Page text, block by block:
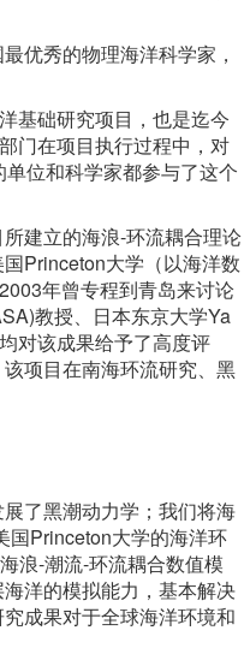
优秀的物理海洋科学家，
基础研究项目，也是迄今
门在项目执行过程中，对
位和科学家都参与了这个
建立的海浪-环流耦合理论
Princeton大学（以海洋数
年曾专程到青岛来讨论
教授、日本东京大学Ya
对该成果给予了高度评
项目在南海环流研究、黑
了黑潮动力学；我们将海
国Princeton大学的海洋环
浪-潮流-环流耦合数值模
洋的模拟能力，基本解决
成果对于全球海洋环境和